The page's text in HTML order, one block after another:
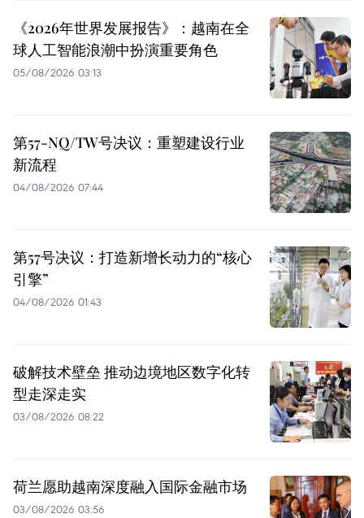
《2026年世界发展报告》：越南在全
球人工智能浪潮中扮演重要角色
05/08/2026 03:13
第57-NQ/TW号决议：重塑建设行业
新流程
04/08/2026 07:44
第57号决议：打造新增长动力的“核心
引擎”
04/08/2026 01:43
破解技术壁垒 推动边境地区数字化转
型走深走实
03/08/2026 08:22
荷兰愿助越南深度融入国际金融市场
03/08/2026 03:56